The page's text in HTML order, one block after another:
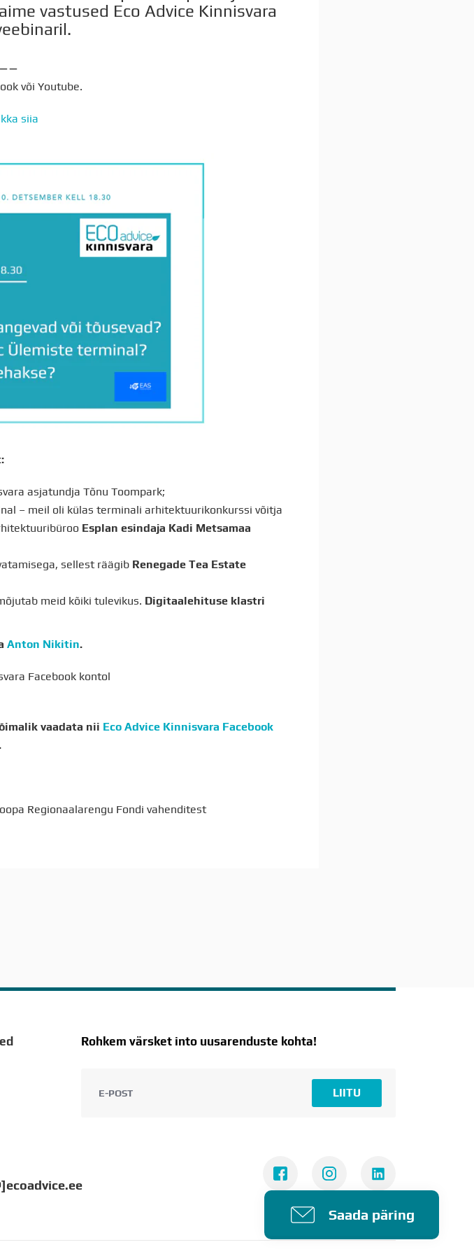
vastused Eco Advice Kinnisvara
või Youtube.
siia
asjatundja Tõnu Toompark;
– meil oli külas terminali arhitektuurikonkurssi võitja
Esplan esindaja Kadi Metsamaa
sellest räägib Renegade Tea Estate
meid kõiki tulevikus. Digitaalehituse klastri
Anton Nikitin.
Facebook kontol
vaadata nii Eco Advice Kinnisvara Facebook
Regionaalarengu Fondi vahenditest
Rohkem värsket into uusarenduste kohta!
LIITU
Saada päring